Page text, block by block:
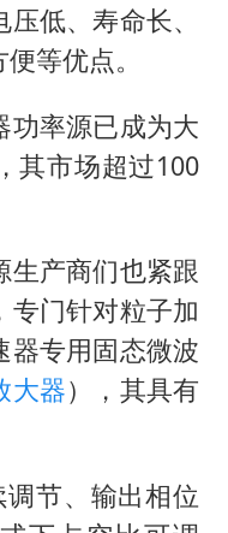
低、寿命长、
等优点。
功率源已成为大
其市场超过100
生产商们也紧跟
专门针对粒子加
器专用固态微波
大器），其具有
节、输出相位